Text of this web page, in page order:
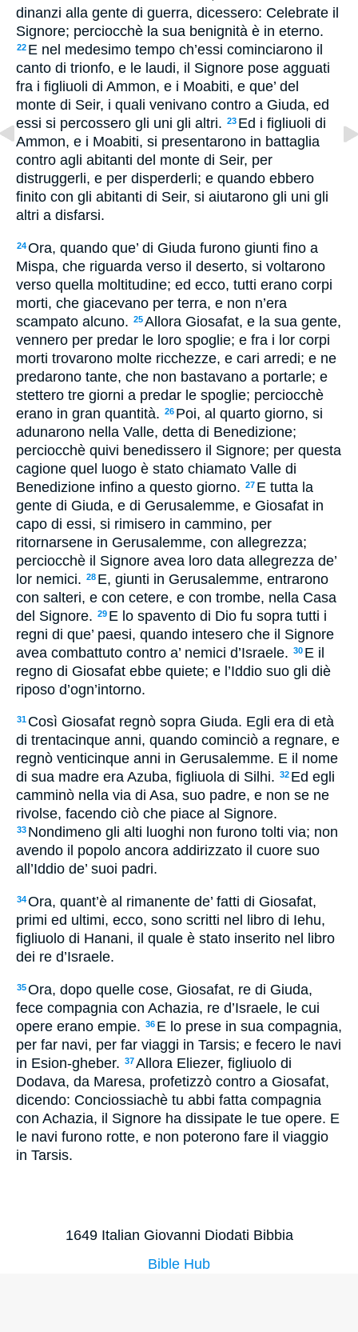
dinanzi alla gente di guerra, dicessero: Celebrate il
Signore; perciocchè la sua benignità è in eterno.
22 E nel medesimo tempo ch’essi cominciarono il
canto di trionfo, e le laudi, il Signore pose agguati
fra i figliuoli di Ammon, e i Moabiti, e que’ del
monte di Seir, i quali venivano contro a Giuda, ed
essi si percossero gli uni gli altri. 23 Ed i figliuoli di
Ammon, e i Moabiti, si presentarono in battaglia
contro agli abitanti del monte di Seir, per
distruggerli, e per disperderli; e quando ebbero
finito con gli abitanti di Seir, si aiutarono gli uni gli
altri a disfarsi.
24Ora, quando que’ di Giuda furono giunti fino a
Mispa, che riguarda verso il deserto, si voltarono
verso quella moltitudine; ed ecco, tutti erano corpi
morti, che giacevano per terra, e non n’era
scampato alcuno. 25Allora Giosafat, e la sua gente,
vennero per predar le loro spoglie; e fra i lor corpi
morti trovarono molte ricchezze, e cari arredi; e ne
predarono tante, che non bastavano a portarle; e
stettero tre giorni a predar le spoglie; perciocchè
erano in gran quantità. 26 Poi, al quarto giorno, si
adunarono nella Valle, detta di Benedizione;
perciocchè quivi benedissero il Signore; per questa
cagione quel luogo è stato chiamato Valle di
Benedizione infino a questo giorno. 27 E tutta la
gente di Giuda, e di Gerusalemme, e Giosafat in
capo di essi, si rimisero in cammino, per
ritornarsene in Gerusalemme, con allegrezza;
perciocchè il Signore avea loro data allegrezza de’
lor nemici. 28 E, giunti in Gerusalemme, entrarono
con salteri, e con cetere, e con trombe, nella Casa
del Signore. 29 E lo spavento di Dio fu sopra tutti i
regni di que’ paesi, quando intesero che il Signore
avea combattuto contro a’ nemici d’Israele. 30 E il
regno di Giosafat ebbe quiete; e l’Iddio suo gli diè
riposo d’ogn’intorno.
31 Così Giosafat regnò sopra Giuda. Egli era di età
di trentacinque anni, quando cominciò a regnare, e
regnò venticinque anni in Gerusalemme. E il nome
di sua madre era Azuba, figliuola di Silhi. 32 Ed egli
camminò nella via di Asa, suo padre, e non se ne
rivolse, facendo ciò che piace al Signore.
33 Nondimeno gli alti luoghi non furono tolti via; non
avendo il popolo ancora addirizzato il cuore suo
all’Iddio de’ suoi padri.
34Ora, quant’è al rimanente de’ fatti di Giosafat,
primi ed ultimi, ecco, sono scritti nel libro di Iehu,
figliuolo di Hanani, il quale è stato inserito nel libro
dei re d’Israele.
35Ora, dopo quelle cose, Giosafat, re di Giuda,
fece compagnia con Achazia, re d’Israele, le cui
opere erano empie. 36 E lo prese in sua compagnia,
per far navi, per far viaggi in Tarsis; e fecero le navi
in Esion-gheber. 37Allora Eliezer, figliuolo di
Dodava, da Maresa, profetizzò contro a Giosafat,
dicendo: Conciossiachè tu abbi fatta compagnia
con Achazia, il Signore ha dissipate le tue opere. E
le navi furono rotte, e non poterono fare il viaggio
in Tarsis.
1649 Italian Giovanni Diodati Bibbia
Bible Hub